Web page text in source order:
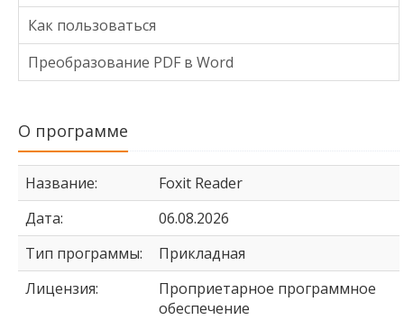
Как пользоваться
Преобразование PDF в Word
О программе
Название:
Foxit Reader
Дата:
06.08.2026
Тип программы:
Прикладная
Лицензия:
Проприетарное программное
обеспечение